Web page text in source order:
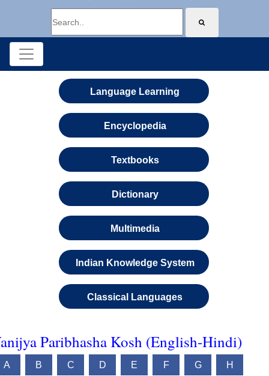
Language Learning
Encyclopedia
Textbooks
Dictionary
Multimedia
Indian Knowledge System
Classical Languages
Paribhasha Kosh (English-Hindi)
A B C D E F G H